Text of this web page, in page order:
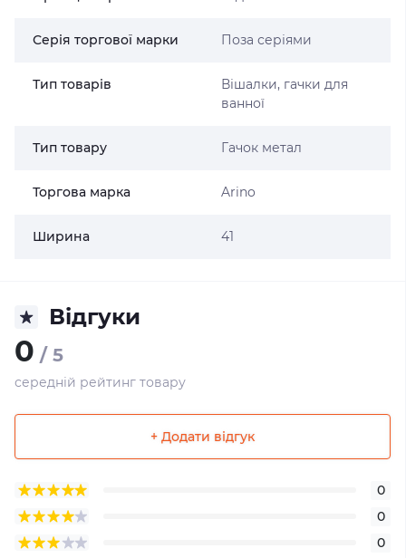
Серія торгової марки Поза серіями
Тип товарів
Вішалки, гачки для
ванної
Тип товару Гачок метал
Торгова марка Arino
Ширина 41
Відгуки
0 / 5
середній рейтинг товару
+ Додати відгук
0
0
0